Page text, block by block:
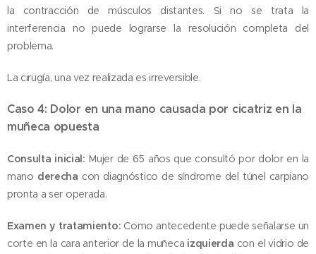
la contracción de músculos distantes. Si no se trata la
interferencia no puede lograrse la resolución completa del
problema.
La cirugía, una vez realizada es irreversible.
Caso 4: Dolor en una mano causada por cicatriz en la
muñeca opuesta
Consulta inicial: Mujer de 65 años que consultó por dolor en la
mano derecha con diagnóstico de síndrome del túnel carpiano
pronta a ser operada.
Examen y tratamiento: Como antecedente puede señalarse un
corte en la cara anterior de la muñeca izquierda con el vidrio de